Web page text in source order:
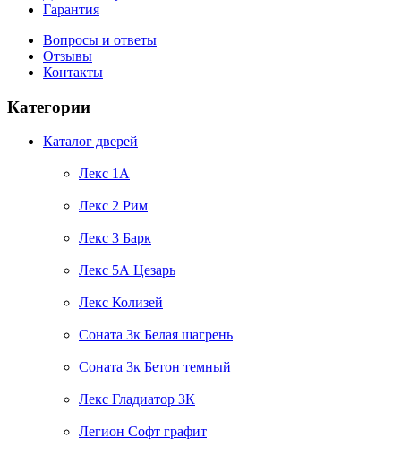
Гарантия
Вопросы и ответы
Отзывы
Контакты
Категории
Каталог дверей
Лекс 1А
Лекс 2 Рим
Лекс 3 Барк
Лекс 5А Цезарь
Лекс Колизей
Соната 3к Белая шагрень
Соната 3к Бетон темный
Лекс Гладиатор 3К
Легион Софт графит